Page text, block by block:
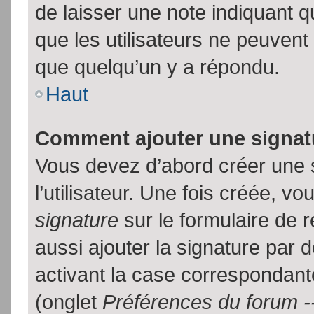
de laisser une note indiquant
que les utilisateurs ne
que quelqu’un y a répondu.
Haut
Comment ajouter une
Vous devez d’abord créer
l’utilisateur. Une fois créée,
signature sur le formulaire de
aussi ajouter la signature par
activant la case
(onglet Préférences du forum